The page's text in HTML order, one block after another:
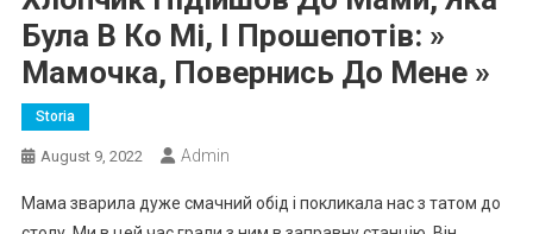
Була В Ко Мі, І Прошепотів: »
Мамочка, Повернись До Мене »
Storia
August 9, 2022 Admin
Мама зварила дуже смачний обід і покликала нас з татом до